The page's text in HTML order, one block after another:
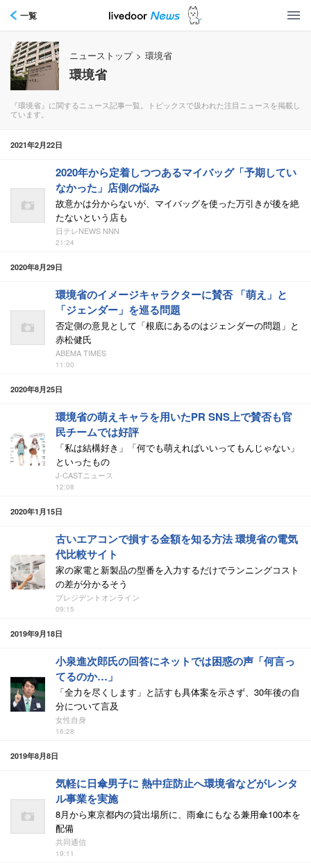
一覧
ニューストップ > 環境省
環境省
『環境省』に関するニュース記事一覧。トピックスで扱われた注目ニュースを掲載し
ています。
2021年2月22日
2020年から定着しつつあるマイバッグ「予期してい
なかった」店側の悩み
故意かは分からないが、マイバッグを使った万引きが後を絶
たないという店も
日テレNEWS NNN
21:24
2020年8月29日
環境省のイメージキャラクターに賛否 「萌え」と
「ジェンダー」を巡る問題
否定側の意見として「根底にあるのはジェンダーの問題」と
赤松健氏
ABEMA TIMES
11:00
2020年8月25日
環境省の萌えキャラを用いたPR SNS上で賛否も官
民チームでは好評
「私は結構好き」「何でも萌えればいいってもんじゃない」
といったもの
J-CASTニュース
12:08
2020年1月15日
古いエアコンで損する金額を知る方法 環境省の電気
代比較サイト
家の家電と新製品の型番を入力するだけでランニングコスト
の差が分かるそう
プレジデントオンライン
09:15
2019年9月18日
小泉進次郎氏の回答にネットでは困惑の声「何言っ
てるのか…」
「全力を尽くします」と話すも具体案を示さず、30年後の自
分について言及
女性自身
16:28
2019年8月8日
気軽に日傘男子に 熱中症防止へ環境省などがレンタ
ル事業を実施
8月から東京都内の貸出場所に、雨傘にもなる兼用傘100本を
配備
共同通信
19:11